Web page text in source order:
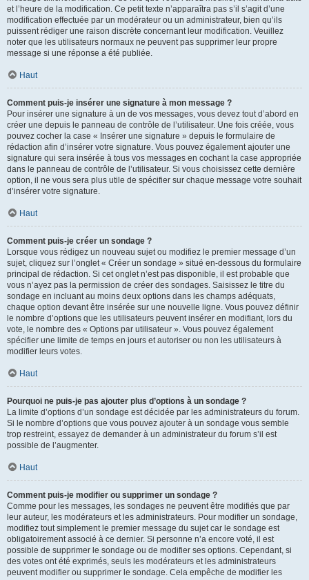
et l’heure de la modification. Ce petit texte n’apparaîtra pas s’il s’agit d’une
modification effectuée par un modérateur ou un administrateur, bien qu’ils
puissent rédiger une raison discrète concernant leur modification. Veuillez
noter que les utilisateurs normaux ne peuvent pas supprimer leur propre
message si une réponse a été publiée.
Haut
Comment puis-je insérer une signature à mon message ?
Pour insérer une signature à un de vos messages, vous devez tout d’abord en
créer une depuis le panneau de contrôle de l’utilisateur. Une fois créée, vous
pouvez cocher la case « Insérer une signature » depuis le formulaire de
rédaction afin d’insérer votre signature. Vous pouvez également ajouter une
signature qui sera insérée à tous vos messages en cochant la case appropriée
dans le panneau de contrôle de l’utilisateur. Si vous choisissez cette dernière
option, il ne vous sera plus utile de spécifier sur chaque message votre souhait
d’insérer votre signature.
Haut
Comment puis-je créer un sondage ?
Lorsque vous rédigez un nouveau sujet ou modifiez le premier message d’un
sujet, cliquez sur l’onglet « Créer un sondage » situé en-dessous du formulaire
principal de rédaction. Si cet onglet n’est pas disponible, il est probable que
vous n’ayez pas la permission de créer des sondages. Saisissez le titre du
sondage en incluant au moins deux options dans les champs adéquats,
chaque option devant être insérée sur une nouvelle ligne. Vous pouvez définir
le nombre d’options que les utilisateurs peuvent insérer en modifiant, lors du
vote, le nombre des « Options par utilisateur ». Vous pouvez également
spécifier une limite de temps en jours et autoriser ou non les utilisateurs à
modifier leurs votes.
Haut
Pourquoi ne puis-je pas ajouter plus d’options à un sondage ?
La limite d’options d’un sondage est décidée par les administrateurs du forum.
Si le nombre d’options que vous pouvez ajouter à un sondage vous semble
trop restreint, essayez de demander à un administrateur du forum s’il est
possible de l’augmenter.
Haut
Comment puis-je modifier ou supprimer un sondage ?
Comme pour les messages, les sondages ne peuvent être modifiés que par
leur auteur, les modérateurs et les administrateurs. Pour modifier un sondage,
modifiez tout simplement le premier message du sujet car le sondage est
obligatoirement associé à ce dernier. Si personne n’a encore voté, il est
possible de supprimer le sondage ou de modifier ses options. Cependant, si
des votes ont été exprimés, seuls les modérateurs et les administrateurs
peuvent modifier ou supprimer le sondage. Cela empêche de modifier les